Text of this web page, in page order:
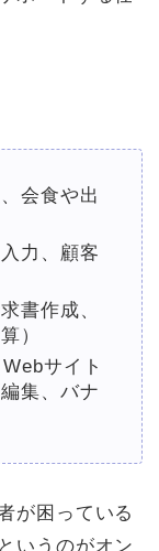
会食や出
力、顧客
書作成、
）
サイト
集、バナ
が困っている
いうのがオン